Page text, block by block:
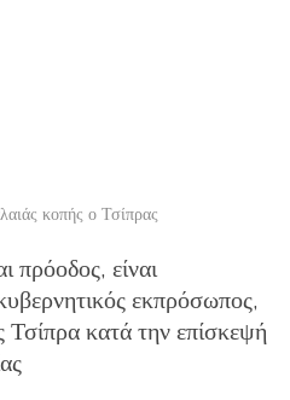
κοπής ο Τσίπρας
πρόοδος, είναι
εκπρόσωπος,
Τσίπρα κατά την επίσκεψή